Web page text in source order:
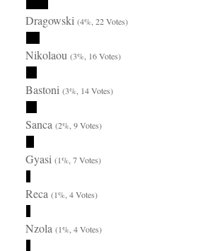
Dragowski(4%, 22 Votes)
Nikolaou(3%, 16 Votes)
Bastoni(3%, 14 Votes)
Sanca(2%, 9 Votes)
Gyasi(1%, 7 Votes)
Reca(1%, 4 Votes)
Nzola(1%, 4 Votes)